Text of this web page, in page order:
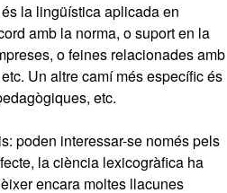
la lingüística aplicada en
amb la norma, o suport en la
o feines relacionades amb
Un altre camí més específic és
etc.
poden interessar-se només pels
la ciència lexicogràfica ha
encara moltes llacunes